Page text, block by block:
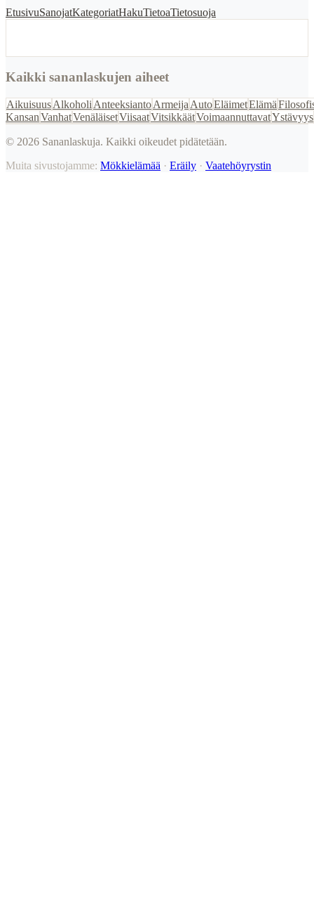
EtusivuSanojatKategoriatHakuTietoaTietosuoja
Kaikki sananlaskujen aiheet
AikuisuusAlkoholi AnteeksiantoArmeija AutoEläimetElämä
KansanVanhatVenäläisetViisaatVitsikkäätVoimaannuttavatYstävyys
© 2026 Sananlaskuja. Kaikki oikeudet pidätetään.
Muita sivustojamme: Mökkielämää · Eräily · Vaatehöyrystin